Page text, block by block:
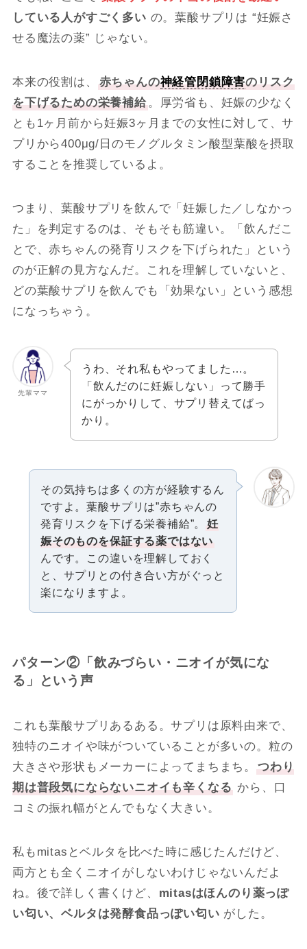
している人がすごく多い の。葉酸サプリは “妊娠さ
せる魔法の薬” じゃない。
本来の役割は、 赤ちゃんの神経管閉鎖障害のリスク
を下げるための栄養補給。厚労省も、妊娠の少なく
とも1ヶ月前から妊娠3ヶ月までの女性に対して、サ
プリから400μg/日のモノグルタミン酸型葉酸を摂取
することを推奨しているよ。
つまり、葉酸サプリを飲んで「妊娠した／しなかっ
た」を判定するのは、そもそも筋違い。「飲んだこ
とで、赤ちゃんの発育リスクを下げられた」という
のが正解の見方なんだ。これを理解していないと、
どの葉酸サプリを飲んでも「効果ない」という感想
になっちゃう。
先輩ママ
うわ、それ私もやってました…。
「飲んだのに妊娠しない」って勝手
にがっかりして、サプリ替えてばっ
かり。
その気持ちは多くの方が経験するん
ですよ。葉酸サプリは”赤ちゃんの
発育リスクを下げる栄養補給”。
妊
娠そのものを保証する薬ではない
んです。この違いを理解しておく
と、サプリとの付き合い方がぐっと
楽になりますよ。
パターン②「飲みづらい・ニオイが気にな
る」という声
これも葉酸サプリあるある。サプリは原料由来で、
独特のニオイや味がついていることが多いの。粒の
大きさや形状もメーカーによってまちまち。つわり
期は普段気にならないニオイも辛くなる から、口
コミの振れ幅がとんでもなく大きい。
私もmitasとベルタを比べた時に感じたんだけど、
両方とも全くニオイがしないわけじゃないんだよ
ね。後で詳しく書くけど、 mitasはほんのり薬っぽ
い匂い、ベルタは発酵食品っぽい匂い がした。